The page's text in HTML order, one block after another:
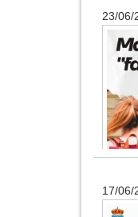
23/06/
17/06/